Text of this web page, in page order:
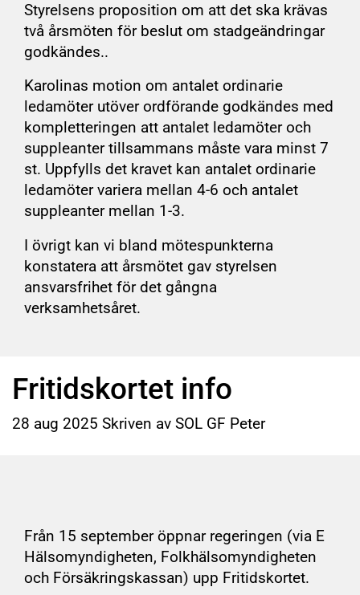
Styrelsens proposition om att det ska krävas
två årsmöten för beslut om stadgeändringar
godkändes..
Karolinas motion om antalet ordinarie
ledamöter utöver ordförande godkändes med
kompletteringen att antalet ledamöter och
suppleanter tillsammans måste vara minst 7
st. Uppfylls det kravet kan antalet ordinarie
ledamöter variera mellan 4-6 och antalet
suppleanter mellan 1-3.
I övrigt kan vi bland mötespunkterna
konstatera att årsmötet gav styrelsen
ansvarsfrihet för det gångna
verksamhetsåret.
Fritidskortet info
28 aug 2025 Skriven av SOL GF Peter
Från 15 september öppnar regeringen (via E
Hälsomyndigheten, Folkhälsomyndigheten
och Försäkringskassan) upp Fritidskortet.